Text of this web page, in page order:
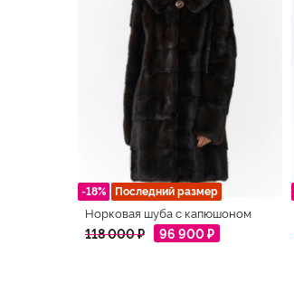
-18% Последний размер
Норковая шуба с капюшоном
118 000 ₽ 96 900 ₽